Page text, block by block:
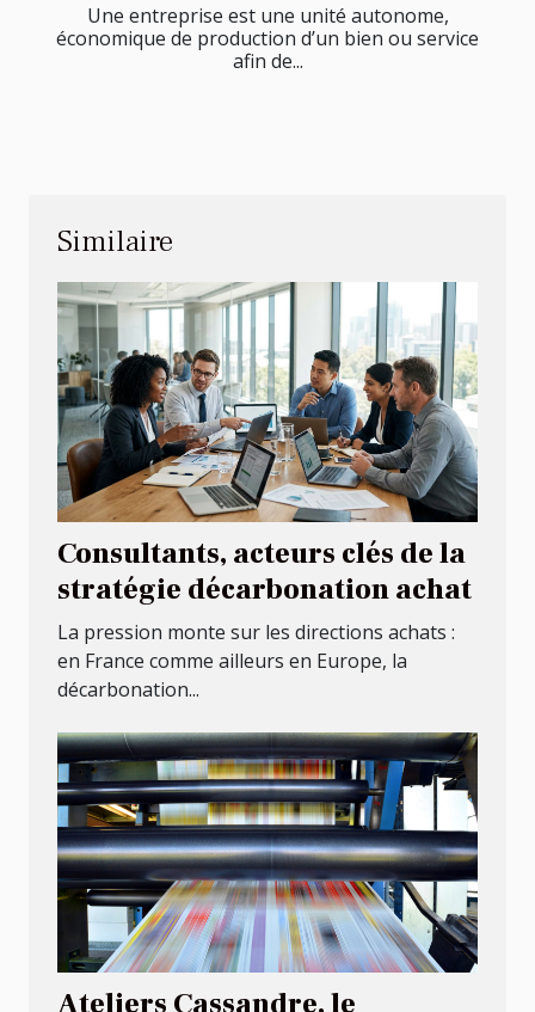
Une entreprise est une unité autonome,
économique de production d’un bien ou service
afin de...
Similaire
Consultants, acteurs clés de la
stratégie décarbonation achat
La pression monte sur les directions achats :
en France comme ailleurs en Europe, la
décarbonation...